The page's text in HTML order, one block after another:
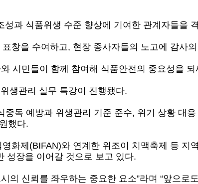
과 식품위생 수준 향상에 기여한 관계자들을
창을 수여하고, 현장 종사자들의 노고에 감사
시민들이 함께 참여해 식품안전의 중요성을
생관리 실무 특강이 진행됐다.
독 예방과 위생관리 기준 준수, 위기 상황 대
했다.
화제(BIFAN)와 연계한 위조이 치맥축제 등 지
성장을 이어갈 것으로 보고 있다.
신뢰를 좌우하는 중요한 요소”라며 “앞으로